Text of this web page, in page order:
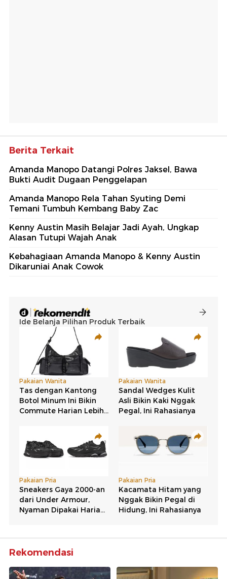
Berita Terkait
Amanda Manopo Datangi Polres Jaksel, Bawa
Bukti Audit Dugaan Penggelapan
Amanda Manopo Rela Tahan Syuting Demi
Temani Tumbuh Kembang Baby Zac
Kenny Austin Masih Belajar Jadi Ayah, Ungkap
Alasan Tutupi Wajah Anak
Kebahagiaan Amanda Manopo & Kenny Austin
Dikaruniai Anak Cowok
Rekomendasi